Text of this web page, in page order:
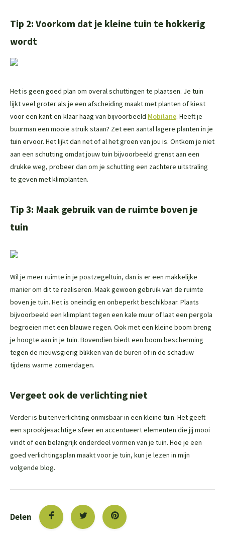
Tip 2: Voorkom dat je kleine tuin te hokkerig
wordt
Het is geen goed plan om overal schuttingen te plaatsen. Je tuin
lijkt veel groter als je een afscheiding maakt met planten of kiest
voor een kant-en-klaar haag van bijvoorbeeld Mobilane. Heeft je
buurman een mooie struik staan? Zet een aantal lagere planten in je
tuin ervoor. Het lijkt dan net of al het groen van jou is. Ontkom je niet
aan een schutting omdat jouw tuin bijvoorbeeld grenst aan een
drukke weg, probeer dan om je schutting een zachtere uitstraling
te geven met klimplanten.
Tip 3: Maak gebruik van de ruimte boven je
tuin
Wil je meer ruimte in je postzegeltuin, dan is er een makkelijke
manier om dit te realiseren. Maak gewoon gebruik van de ruimte
boven je tuin. Het is oneindig en onbeperkt beschikbaar. Plaats
bijvoorbeeld een klimplant tegen een kale muur of laat een pergola
begroeien met een blauwe regen. Ook met een kleine boom breng
je hoogte aan in je tuin. Bovendien biedt een boom bescherming
tegen de nieuwsgierig blikken van de buren of in de schaduw
tijdens warme zomerdagen.
Vergeet ook de verlichting niet
Verder is buitenverlichting onmisbaar in een kleine tuin. Het geeft
een sprookjesachtige sfeer en accentueert elementen die jij mooi
vindt of een belangrijk onderdeel vormen van je tuin. Hoe je een
goed verlichtingsplan maakt voor je tuin, kun je lezen in mijn
volgende blog.
Delen